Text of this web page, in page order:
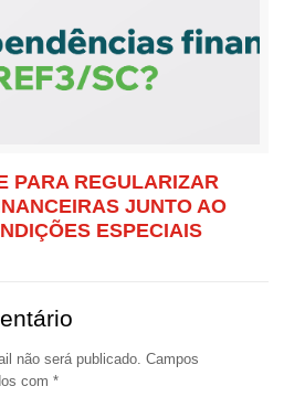
PARA REGULARIZAR
JUNTO AO
ESPECIAIS
não será publicado. Campos
com *